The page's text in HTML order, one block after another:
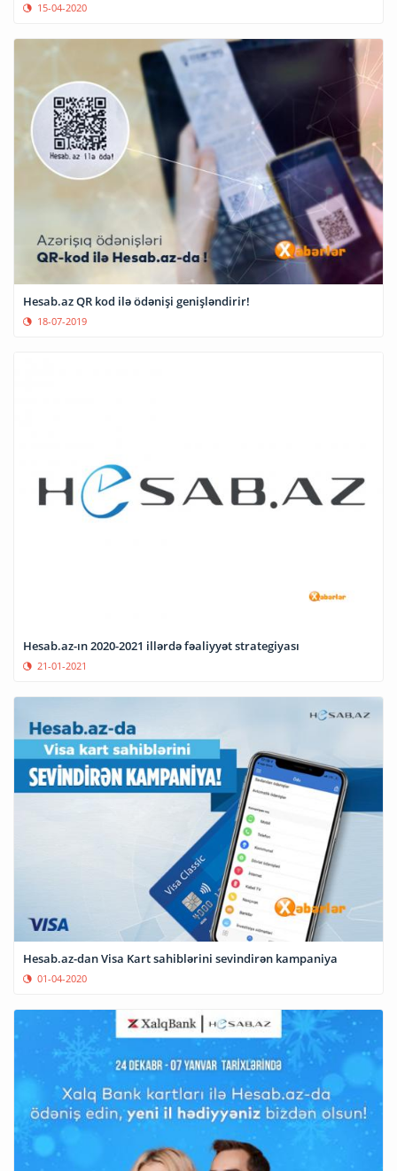
15-04-2020
Hesab.az QR kod ilə ödənişi genişləndirir!
18-07-2019
Hesab.az-ın 2020-2021 illərdə fəaliyyət strategiyası
21-01-2021
Hesab.az-dan Visa Kart sahiblərini sevindirən kampaniya
01-04-2020